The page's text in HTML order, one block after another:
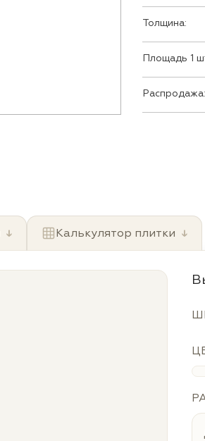
Толщина:
Площадь 1
Распродажа:
↓ Калькулятор плитки ↓